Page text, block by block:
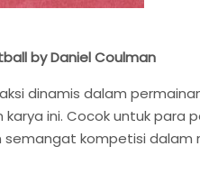
by Daniel Coulman
dinamis dalam
ini. Cocok untuk para
semangat kompetisi dalam